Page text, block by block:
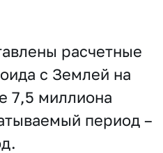
расчетные
с Землей на
7,5 миллиона
период –